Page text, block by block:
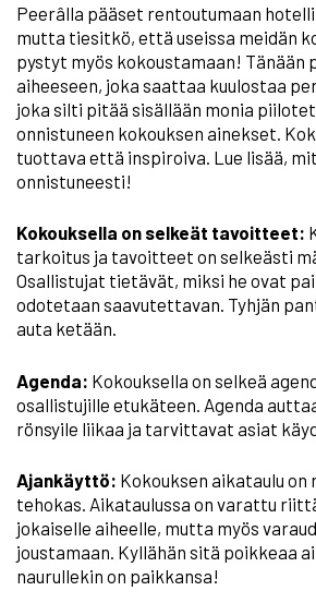
Peerâlla pääset rentoutumaan
mutta tiesitkö, että useissa meidän
pystyt myös kokoustamaan! Tänään
aiheeseen, joka saattaa kuulostaa
joka silti pitää sisällään monia
onnistuneen kokouksen ainekset.
tuottava että inspiroiva. Lue lisää,
onnistuneesti!
Kokouksella on selkeät tavoitteet:
tarkoitus ja tavoitteet on selkeästi
Osallistujat tietävät, miksi he ovat
odotetaan saavutettavan. Tyhjän
auta ketään.
Agenda: Kokouksella on selkeä
osallistujille etukäteen. Agenda
rönsyile liikaa ja tarvittavat asiat
Ajankäyttö: Kokouksen aikataulu on
tehokas. Aikataulussa on varattu
jokaiselle aiheelle, mutta myös
joustamaan. Kyllähän sitä poikkeaa
naurullekin on paikkansa!